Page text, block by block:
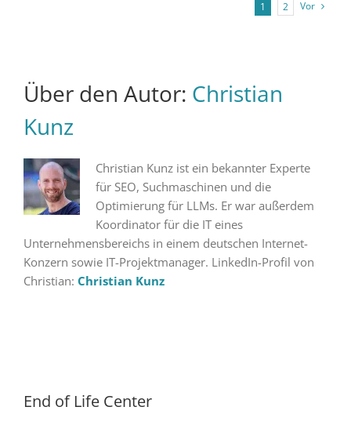
1 2 Vor
Über den Autor: Christian
Kunz
Christian Kunz ist ein bekannter Experte
für SEO, Suchmaschinen und die
Optimierung für LLMs. Er war außerdem
Koordinator für die IT eines
Unternehmensbereichs in einem deutschen Internet-
Konzern sowie IT-Projektmanager. LinkedIn-Profil von
Christian: Christian Kunz
End of Life Center